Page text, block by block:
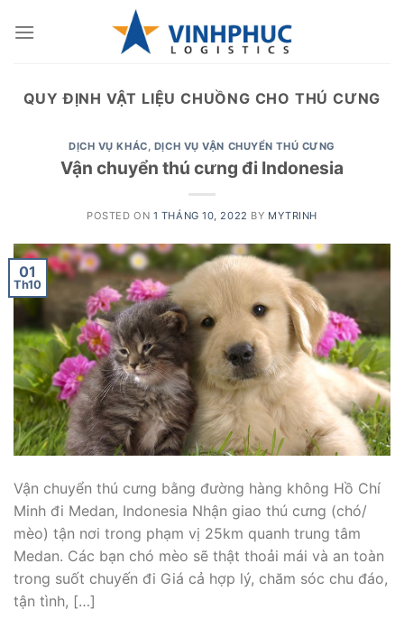
QUY ĐỊNH VẬT LIỆU CHUỒNG CHO THÚ CƯNG
DỊCH VỤ KHÁC, DỊCH VỤ VẬN CHUYỂN THÚ CƯNG
Vận chuyển thú cưng đi Indonesia
POSTED ON 1 THÁNG 10, 2022 BY MYTRINH
01
Th10
Vận chuyển thú cưng bằng đường hàng không Hồ Chí
Minh đi Medan, Indonesia Nhận giao thú cưng (chó/
mèo) tận nơi trong phạm vị 25km quanh trung tâm
Medan. Các bạn chó mèo sẽ thật thoải mái và an toàn
trong suốt chuyến đi Giá cả hợp lý, chăm sóc chu đáo,
tận tình, […]